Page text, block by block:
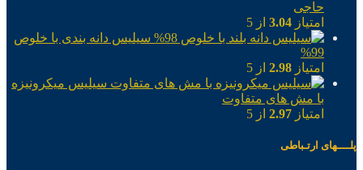
حاجی
امتیاز 3.04 از 5
سیلیس دانه بندی با خلوص
99%
امتیاز 2.98 از 5
سیلیس میکرونیزه
با مش های متفاوت
امتیاز 2.97 از 5
پلــــهای ارتـباطی